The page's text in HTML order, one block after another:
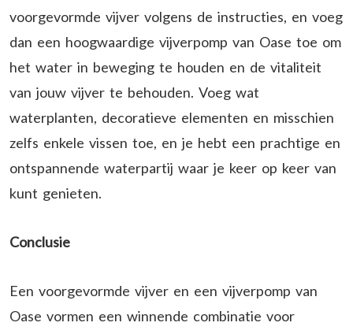
voorgevormde vijver volgens de instructies, en voeg
dan een hoogwaardige vijverpomp van Oase toe om
het water in beweging te houden en de vitaliteit
van jouw vijver te behouden. Voeg wat
waterplanten, decoratieve elementen en misschien
zelfs enkele vissen toe, en je hebt een prachtige en
ontspannende waterpartij waar je keer op keer van
kunt genieten.
Conclusie
Een voorgevormde vijver en een vijverpomp van
Oase vormen een winnende combinatie voor